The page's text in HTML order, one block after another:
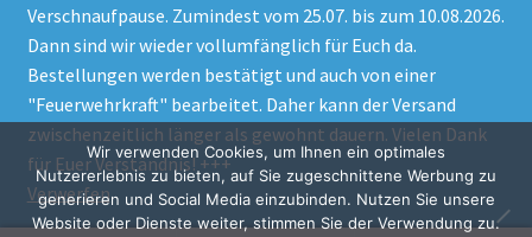
Verschnaufpause. Zumindest vom 25.07. bis zum 10.08.2026.
Dann sind wir wieder vollumfänglich für Euch da.
Bestellungen werden bestätigt und auch von einer
"Feuerwehrkraft" bearbeitet. Daher kann der Versand
zwischenzeitlich länger als gewohnt dauern. Vielen Dank
für Euer Verständnis! +++
Verwerfen
© GParts24 - G-Klasse w463 Trittbretter, Felgen,
Ersatzteile & Zubebehör.
Datenschutzerklärung
Alle Preise inkl. der gesetzlichen MwSt.
Wir verwenden Cookies, um Ihnen ein optimales
Nutzererlebnis zu bieten, auf Sie zugeschnittene Werbung zu
generieren und Social Media einzubinden. Nutzen Sie unsere
Website oder Dienste weiter, stimmen Sie der Verwendung zu.